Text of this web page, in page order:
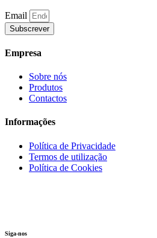
Email
Subscrever
Empresa
Sobre nós
Produtos
Contactos
Informações
Política de Privacidade
Termos de utilização
Política de Cookies
Siga-nos